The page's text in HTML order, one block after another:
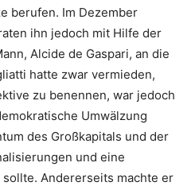
berufen. Im Dezember
ihn jedoch mit Hilfe der
Alcide de Gaspari, an die
hatte zwar vermieden,
zu benennen, war jedoch
Umwälzung
des Großkapitals und der
und eine
Andererseits machte er